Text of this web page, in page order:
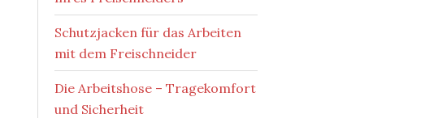
Schutzjacken für das Arbeiten
mit dem Freischneider
Die Arbeitshose – Tragekomfort
und Sicherheit